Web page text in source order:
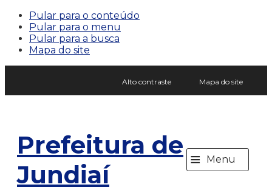
Pular para o conteúdo
Pular para o menu
Pular para a busca
Mapa do site
Alto contraste Mapa do site
Prefeitura de
Jundiaí
≡ Menu